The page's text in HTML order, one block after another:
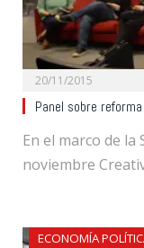
20/11/2015
Panel sobre
En el marco de la
noviembre
ECONOMÍA